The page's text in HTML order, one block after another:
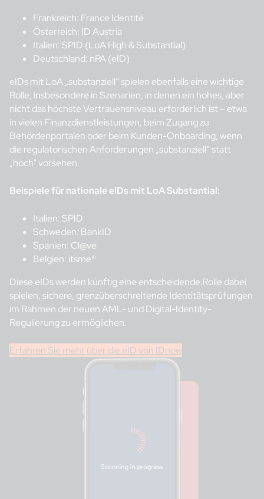
Frankreich: France Identité
Österreich: ID Austria
Italien: SPID (LoA High & Substantial)
Deutschland: nPA (eID)
eIDs mit LoA „substanziell“ spielen ebenfalls eine wichtige
Rolle, insbesondere in Szenarien, in denen ein hohes, aber
nicht das höchste Vertrauensniveau erforderlich ist – etwa
in vielen Finanzdienstleistungen, beim Zugang zu
Behördenportalen oder beim Kunden-Onboarding, wenn
die regulatorischen Anforderungen „substanziell“ statt
„hoch“ vorsehen.
Beispiele für nationale eIDs mit LoA Substantial:
Italien: SPID
Schweden: BankID
Spanien: Cl@ve
Belgien: itsme®
Diese eIDs werden künftig eine entscheidende Rolle dabei
spielen, sichere, grenzüberschreitende Identitätsprüfungen
im Rahmen der neuen AML- und Digital-Identity-
Regulierung zu ermöglichen.
Erfahren Sie mehr über die eID von IDnow